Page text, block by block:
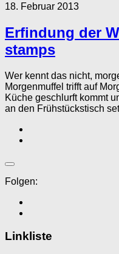
18. Februar 2013
Erfindung der
stamps
Wer kennt das nicht,
Morgenmuffel trifft auf
Küche geschlurft kommt
an den Frühstückstisch
Folgen:
Linkliste